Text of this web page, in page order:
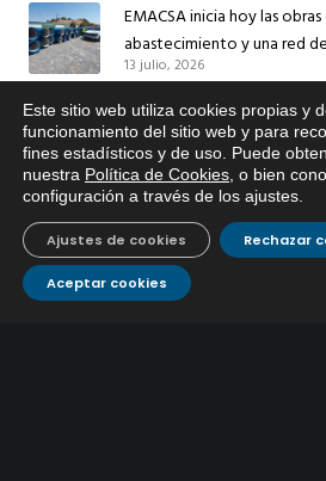
EMACSA inicia hoy las
abastecimiento y una red
Ingeniero Ruiz de Azúa
13 julio, 2026
Caracterización ZA
2026
9 julio, 2026
Caracterización ZA Córdoba
Sem 2026
9 julio, 2026
Caracterización ZA Medina
Este sitio web utiliza cookies propias y
funcionamiento del sitio web y para
fines estadísticos y de uso. Puede
nuestra Política de Cookies , o bien
configuración a través de los ajustes
Aceptar cookies
Rechazar
Ajustes de cookies
Si